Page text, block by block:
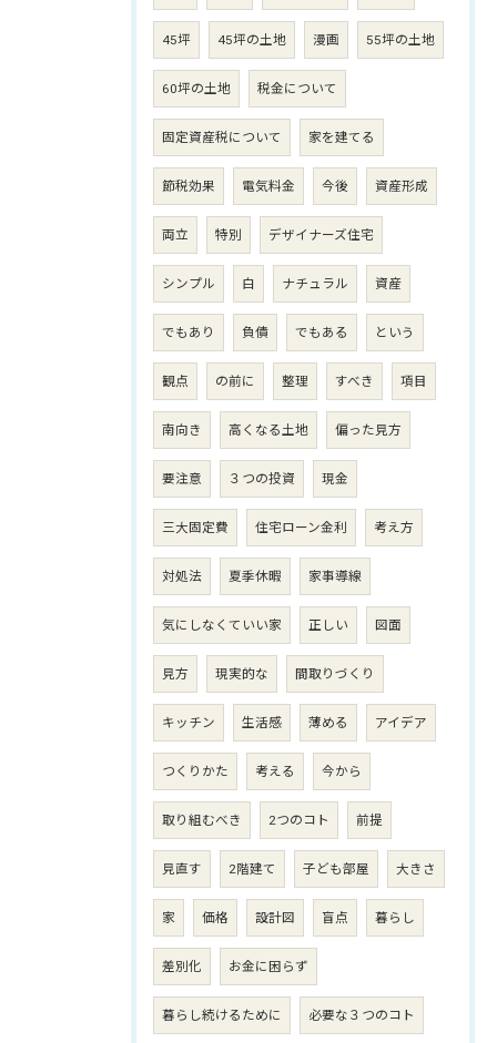
45坪 45坪の土地 漫画 55坪の土地
60坪の土地 税金について
固定資産税について 家を建てる
節税効果 電気料金 今後 資産形成
両立 特別 デザイナーズ住宅
シンプル 白 ナチュラル 資産
でもあり 負債 でもある という
観点 の前に 整理 すべき 項目
南向き 高くなる土地 偏った見方
要注意 ３つの投資 現金
三大固定費 住宅ローン金利 考え方
対処法 夏季休暇 家事導線
気にしなくていい家 正しい 図面
見方 現実的な 間取りづくり
キッチン 生活感 薄める アイデア
つくりかた 考える 今から
取り組むべき 2つのコト 前提
見直す 2階建て 子ども部屋 大きさ
家 価格 設計図 盲点 暮らし
差別化 お金に困らず
暮らし続けるために 必要な３つのコト